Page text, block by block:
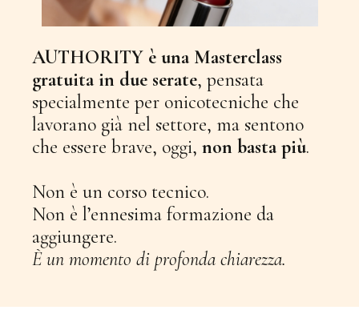
AUTHORITY è una Masterclass
gratuita in due serate, pensata
specialmente per onicotecniche che
lavorano già nel settore, ma sentono
che essere brave, oggi, non basta più.
Non è un corso tecnico.
Non è l’ennesima formazione da
aggiungere.
È un momento di profonda chiarezza.